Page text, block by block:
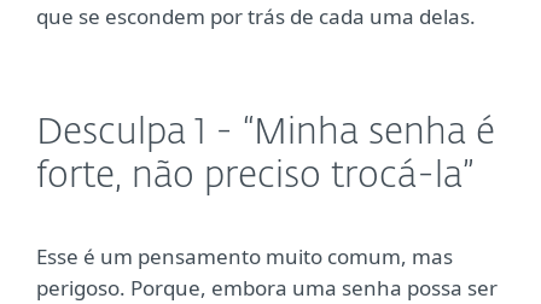
que se escondem por trás de cada uma delas.
Desculpa 1 - “Minha senha é
forte, não preciso trocá-la”
Esse é um pensamento muito comum, mas
perigoso. Porque, embora uma senha possa ser